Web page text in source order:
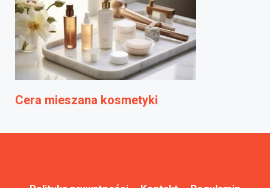
Cera mieszana kosmetyki